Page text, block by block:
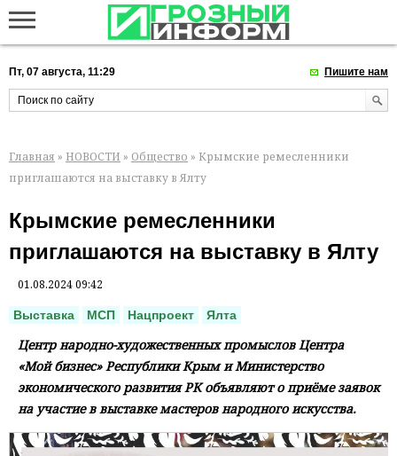
Пт, 07 августа, 11:29 Пишите нам
Главная » НОВОСТИ » Общество » Крымские ремесленники
приглашаются на выставку в Ялту
Крымские ремесленники
приглашаются на выставку в Ялту
01.08.2024 09:42
Выставка МСП Нацпроект Ялта
Центр народно-художественных промыслов Центра
«Мой бизнес» Республики Крым и Министерство
экономического развития РК объявляют о приёме заявок
на участие в выставке мастеров народного искусства.